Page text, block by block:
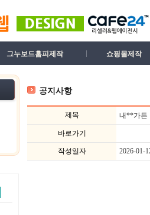
그누보드홈피제작 쇼핑몰제작
공지사항
제목 내**가든
바로가기
작성일자 2026-01-